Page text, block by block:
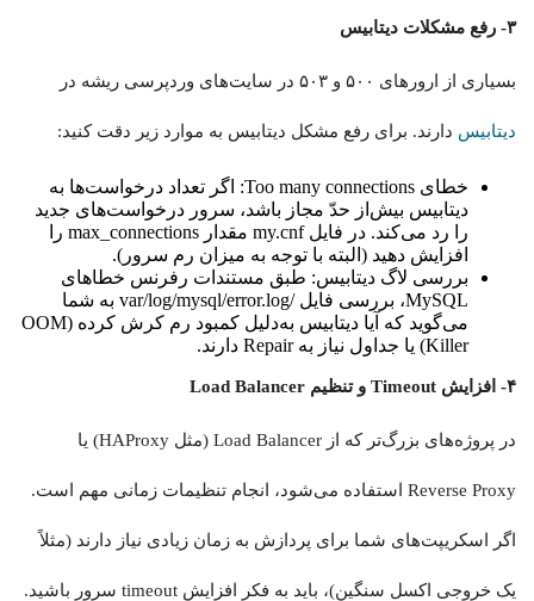
۳- رفع مشکلات دیتابیس
بسیاری از ارورهای ۵۰۰ و ۵۰۳ در سایت‌های وردپرسی ریشه در
دیتابیس دارند. برای رفع مشکل دیتابیس به موارد زیر دقت کنید:
خطای Too many connections: اگر تعداد درخواست‌ها به
دیتابیس بیش‌از حدّ مجاز باشد، سرور درخواست‌های جدید
را رد می‌کند. در فایل my.cnf مقدار max_connections را
افزایش دهید (البته با توجه به میزان رم سرور).
بررسی لاگ دیتابیس: طبق مستندات رفرنس خطاهای
MySQL، بررسی فایل /var/log/mysql/error.log به شما
می‌گوید که آیا دیتابیس به‌دلیل کمبود رم کرش کرده (OOM
Killer) یا جداول نیاز به Repair دارند.
۴- افزایش Timeout و تنظیم Load Balancer
در پروژه‌های بزرگ‌تر که از Load Balancer (مثل HAProxy) یا
Reverse Proxy استفاده می‌شود، انجام تنظیمات زمانی مهم است.
اگر اسکریپت‌های شما برای پردازش به زمان زیادی نیاز دارند (مثلاً
یک خروجی اکسل سنگین)، باید به فکر افزایش timeout سرور باشید.